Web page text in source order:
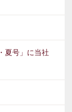
夏号」に当社